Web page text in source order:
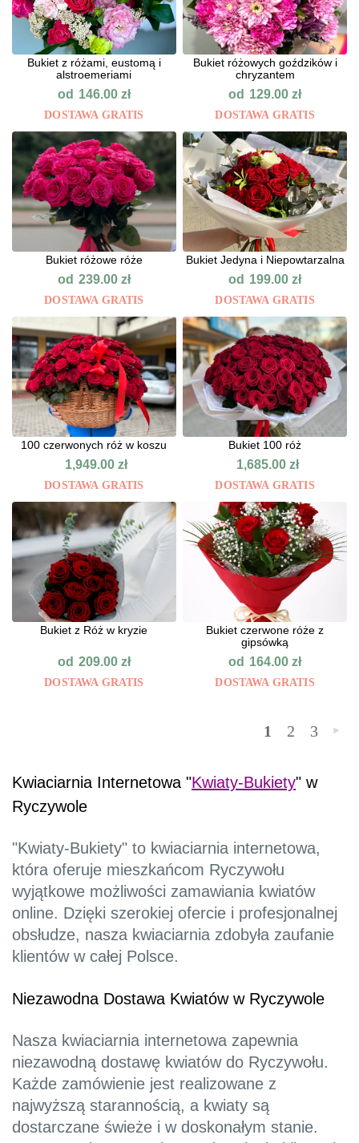
Bukiet z różami, eustomą i
alstroemeriami
od 146.00 zł
DOSTAWA GRATIS
Bukiet różowych goździków i
chryzantem
od 129.00zł
DOSTAWA GRATIS
Bukiet różowe róże
od 239.00 zł
DOSTAWA GRATIS
Bukiet Jedyna i Niepowtarzalna
od 199.00zł
DOSTAWA GRATIS
100 czerwonych róż w koszu
1,949.00zł
DOSTAWA GRATIS
Bukiet 100 róż
1,685.00 zł
DOSTAWA GRATIS
Bukiet z Róż w kryzie
od 209.00 zł
DOSTAWA GRATIS
Bukiet czerwone róże z
gipsówką
od 164.00zł
DOSTAWA GRATIS
1 2 3 »
Kwiaciarnia Internetowa "Kwiaty-Bukiety" w
Ryczywole
"Kwiaty-Bukiety" to kwiaciarnia internetowa,
która oferuje mieszkańcom Ryczywołu
wyjątkowe możliwości zamawiania kwiatów
online. Dzięki szerokiej ofercie i profesjonalnej
obsłudze, nasza kwiaciarnia zdobyła zaufanie
klientów w całej Polsce.
Niezawodna Dostawa Kwiatów w Ryczywole
Nasza kwiaciarnia internetowa zapewnia
niezawodną dostawę kwiatów do Ryczywołu.
Każde zamówienie jest realizowane z
najwyższą starannością, a kwiaty są
dostarczane świeże i w doskonałym stanie.